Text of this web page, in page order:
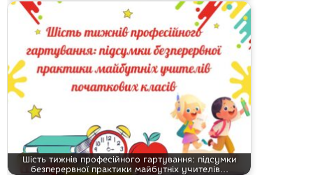
Шість тижнів професійного гартування: підсумки
безперервної практики майбутніх учителів…